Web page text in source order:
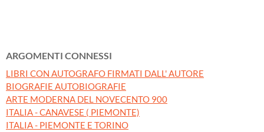
ARGOMENTI CONNESSI
LIBRI CON AUTOGRAFO FIRMATI DALL' AUTORE
BIOGRAFIE AUTOBIOGRAFIE
ARTE MODERNA DEL NOVECENTO 900
ITALIA - CANAVESE ( PIEMONTE)
ITALIA - PIEMONTE E TORINO